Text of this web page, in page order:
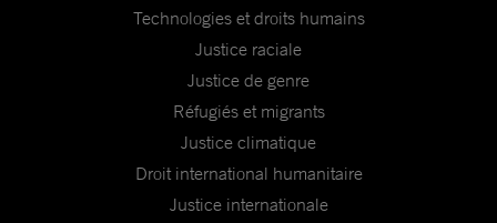
Technologies et droits humains
Justice raciale
Justice de genre
Réfugiés et migrants
Justice climatique
Droit international humanitaire
Justice internationale